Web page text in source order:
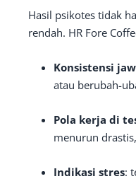
Hasil psikotes tidak
rendah. HR Fore
Konsistensi
atau berubah-
Pola kerja di
menurun
Indikasi stres: